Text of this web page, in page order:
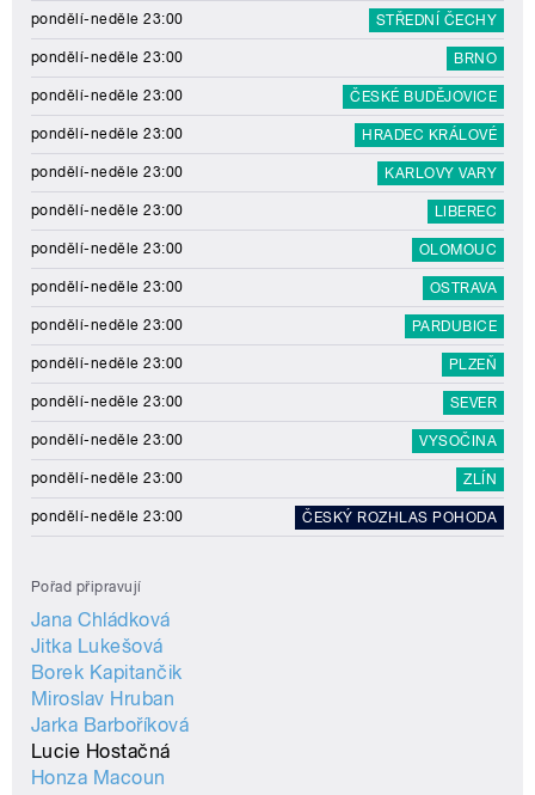
pondělí-neděle 23:00 STŘEDNÍ ČECHY
pondělí-neděle 23:00 BRNO
pondělí-neděle 23:00 ČESKÉ BUDĚJOVICE
pondělí-neděle 23:00 HRADEC KRÁLOVÉ
pondělí-neděle 23:00 KARLOVY VARY
pondělí-neděle 23:00 LIBEREC
pondělí-neděle 23:00 OLOMOUC
pondělí-neděle 23:00 OSTRAVA
pondělí-neděle 23:00 PARDUBICE
pondělí-neděle 23:00 PLZEŇ
pondělí-neděle 23:00 SEVER
pondělí-neděle 23:00 VYSOČINA
pondělí-neděle 23:00 ZLÍN
pondělí-neděle 23:00 ČESKÝ ROZHLAS POHODA
Pořad připravují
Jana Chládková
Jitka Lukešová
Borek Kapitančik
Miroslav Hruban
Jarka Barboříková
Lucie Hostačná
Honza Macoun